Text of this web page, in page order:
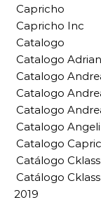
Capricho
Capricho Inc
Catalogo
Catalogo
Catalogo
Catalogo
Catalogo
Catalogo
Catalogo
Catálogo
Catálogo
2019